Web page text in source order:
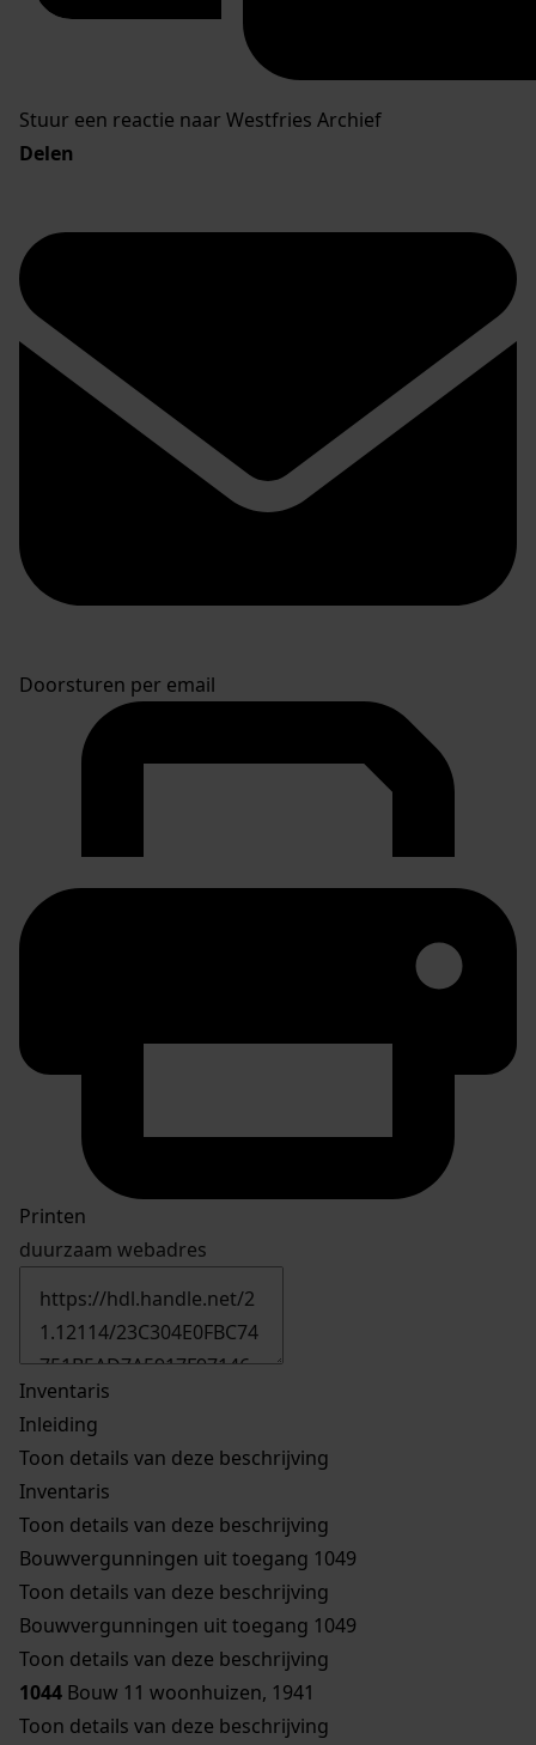
Stuur een reactie naar Westfries Archief
Delen
Doorsturen per email
Printen
duurzaam webadres
Inventaris
Inleiding
Toon details van deze beschrijving
Inventaris
Toon details van deze beschrijving
Bouwvergunningen uit toegang 1049
Toon details van deze beschrijving
Bouwvergunningen uit toegang 1049
Toon details van deze beschrijving
1044 Bouw 11 woonhuizen, 1941
Toon details van deze beschrijving